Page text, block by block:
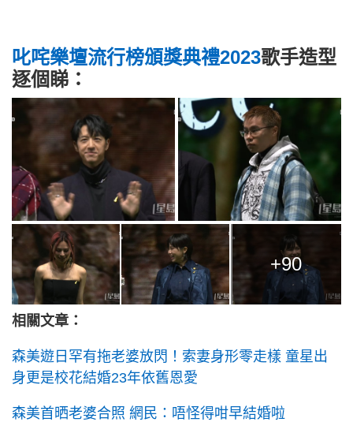
叱咤樂壇流行榜頒獎典禮2023歌手造型
逐個睇：
+90
相關文章：
森美遊日罕有拖老婆放閃！索妻身形零走樣 童星出
身更是校花結婚23年依舊恩愛
森美首晒老婆合照 網民：唔怪得咁早結婚啦